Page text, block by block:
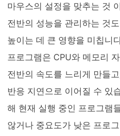
마우스의 설정을 맞추는 것
전반의 성능을 관리하는 것
높이는 데 큰 영향을 미칩니
프로그램은 CPU와 메모리
전반의 속도를 느리게 만들
반응 지연으로 이어질 수 있
해 현재 실행 중인 프로그램
않거나 중요도가 낮은 프로